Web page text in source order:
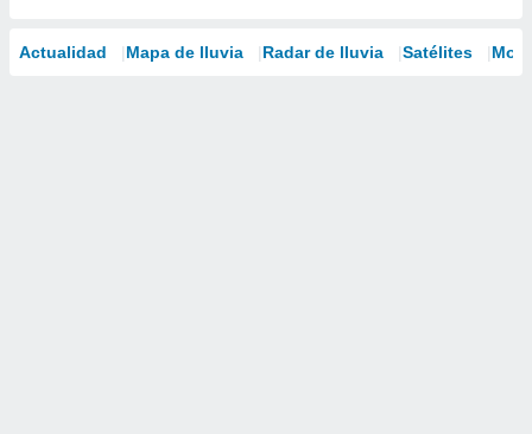
Actualidad Mapa de lluvia Radar de lluvia Satélites